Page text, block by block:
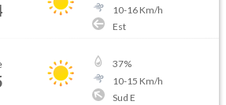
10-16Km/h
Est
37%
10-15 Km/h
Sud E